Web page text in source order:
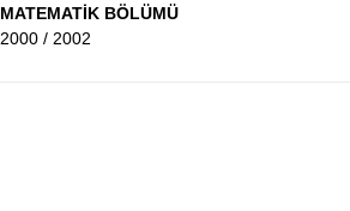
MATEMATİK BÖLÜMÜ
2000 / 2002